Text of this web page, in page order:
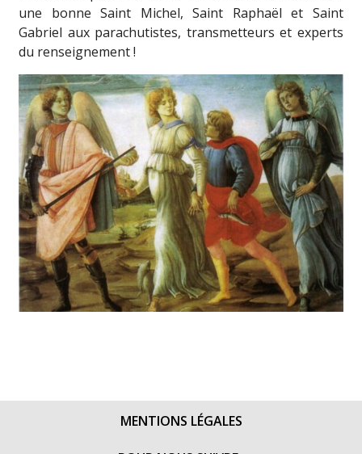
une bonne Saint Michel, Saint Raphaël et Saint
Gabriel aux parachutistes, transmetteurs et experts
du renseignement !
MENTIONS LÉGALES